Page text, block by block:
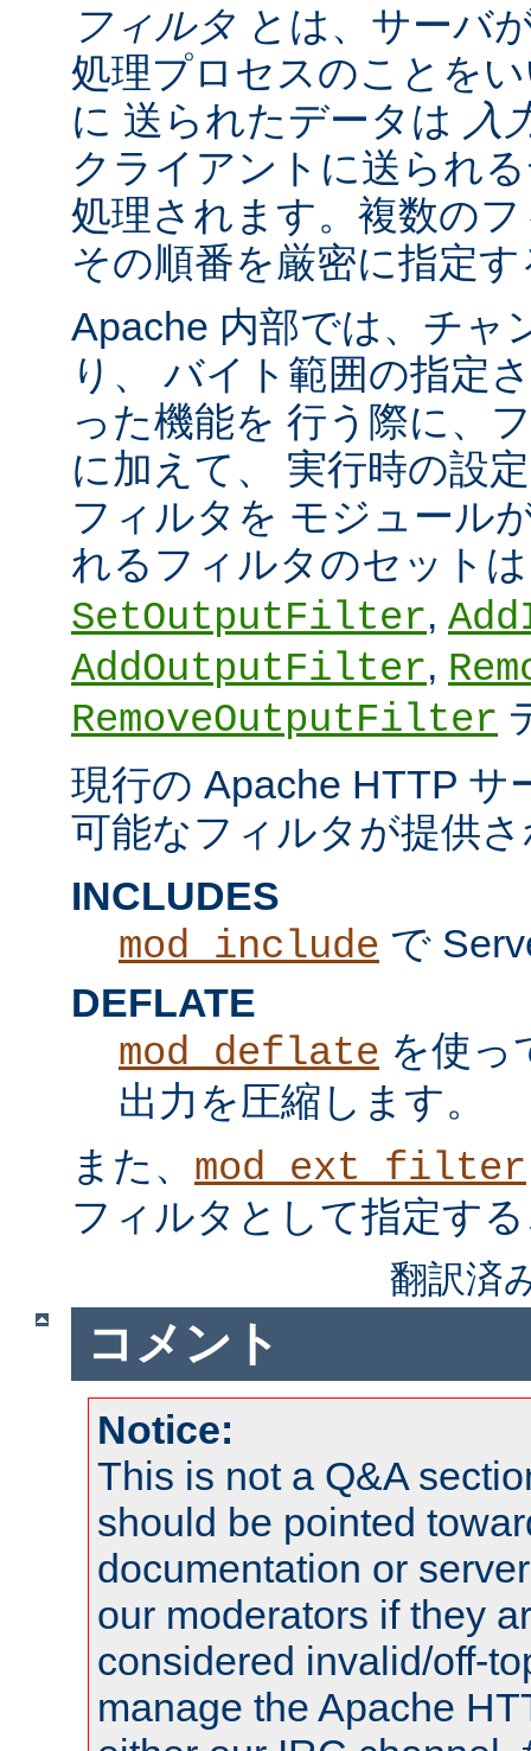
フィルタ とは、サーバ
処理プロセスのことを
に 送られたデータは 入
クライアントに送られ
処理されます。複数の
その順番を厳密に指定
Apache 内部では、チャ
り、 バイト範囲の指定
った機能を 行う際に、
に加えて、 実行時の設
フィルタを モジュール
れるフィルタのセット
SetOutputFilter,
AddOutputFilter,
RemoveOutputFilter
現行の Apache HTTP サ
可能なフィルタが提供
INCLUDES
mod_include で
DEFLATE
mod_deflate を使っ
出力を圧縮します。
また、 mod_ext_filter
フィルタとして指定す
翻訳済
コメント
Notice:
This is not a Q&A
should be pointed
documentation or
our moderators if they
considered invalid/off-
manage the Apache